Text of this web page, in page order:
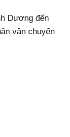
Dương đến
vận chuyển